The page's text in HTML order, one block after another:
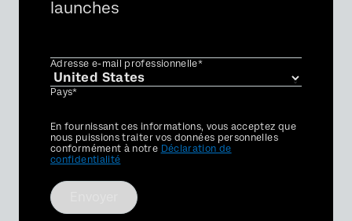
launches
Adresse e-mail professionnelle*
Pays*
Privacy
Optin
En fournissant ces informations, vous acceptez que
nous puissions traiter vos données personnelles
conformément à notre Déclaration de
confidentialité